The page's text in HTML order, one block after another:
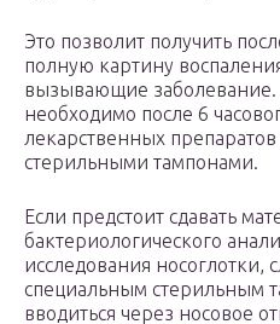
Это позволит получить
полную картину
вызывающие заболевание.
необходимо после 6
лекарственных
стерильными тампонами.
Если предстоит сдавать
бактериологического
исследования носоглотки,
специальным стерильным
вводиться через носовое